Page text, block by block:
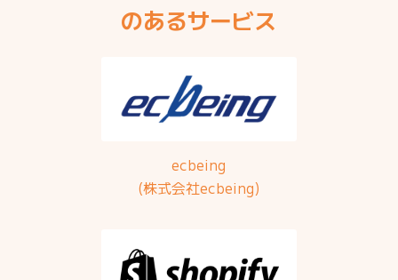
のあるサービス
ecbeing
(株式会社ecbeing)